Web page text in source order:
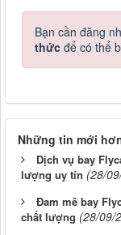
Bạn cần đăng
thức để có thể
Những tin mới
Dịch vụ bay
lượng uy tín (28/
Đam mê bay
chất lượng (28/09/